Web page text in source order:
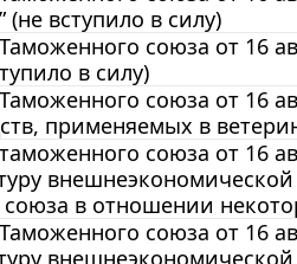
вступило в силу)
союза от 16
в силу)
союза от 16
применяемых в
союза от 16
в отношении
союза от 16